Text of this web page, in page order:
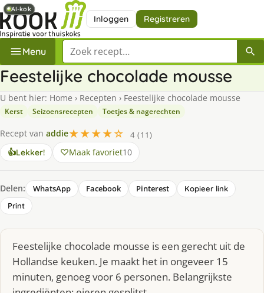
Inloggen Registreren
Menu Zoek een recept
Feestelijke chocolade mousse
U bent hier: Home › Recepten › Feestelijke chocolade mousse
Kerst Seizoensrecepten Toetjes & nagerechten
Recept van addie★★★★☆
4 (11)
👍Lekker! Maak favoriet10
Delen: WhatsApp Facebook Pinterest
Kopieer link
Print
Feestelijke chocolade mousse is een gerecht uit de
Hollandse keuken. Je maakt het in ongeveer 15
minuten, genoeg voor 6 personen. Belangrijkste
AI-kok
AI-kok